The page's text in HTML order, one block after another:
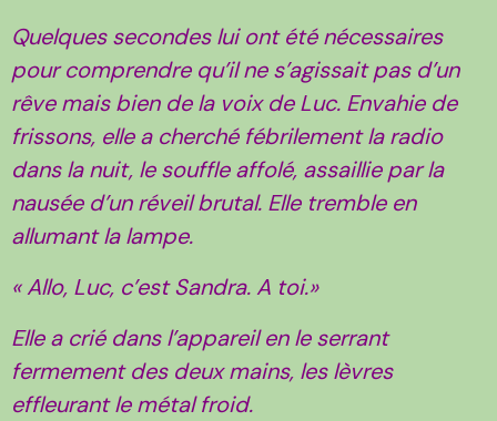
Quelques secondes lui ont été nécessaires
pour comprendre qu’il ne s’agissait pas d’un
rêve mais bien de la voix de Luc. Envahie de
frissons, elle a cherché fébrilement la radio
dans la nuit, le souffle affolé, assaillie par la
nausée d’un réveil brutal. Elle tremble en
allumant la lampe.
« Allo, Luc, c’est Sandra. A toi.»
Elle a crié dans l’appareil en le serrant
fermement des deux mains, les lèvres
effleurant le métal froid.